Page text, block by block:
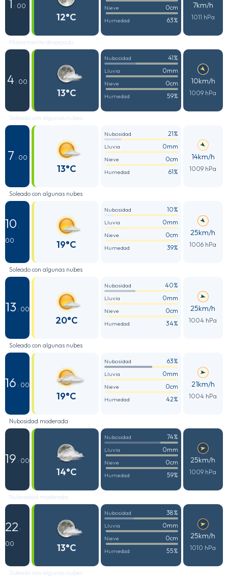
1 : 00
12°C
Nieve 0cm
Humedad 63%
7km/h
1011 hPa
Mayormente despejado
4 : 00
13°C
Nubosidad 41%
Lluvia 0mm
Nieve 0cm
Humedad 59%
10km/h
1009 hPa
Soleado con algunas nubes
7 : 00
13°C
Nubosidad 21%
Lluvia 0mm
Nieve 0cm
Humedad 61%
14km/h
1009 hPa
Soleado con algunas nubes
10 :
00
19°C
Nubosidad 10%
Lluvia 0mm
Nieve 0cm
Humedad 39%
25km/h
1006 hPa
Soleado con algunas nubes
13 : 00
20°C
Nubosidad 40%
Lluvia 0mm
Nieve 0cm
Humedad 34%
25km/h
1004 hPa
Soleado con algunas nubes
16 : 00
19°C
Nubosidad 63%
Lluvia 0mm
Nieve 0cm
Humedad 42%
21km/h
1004 hPa
Nubosidad moderada
19 : 00
14°C
Nubosidad 74%
Lluvia 0mm
Nieve 0cm
Humedad 59%
25km/h
1009 hPa
Nubosidad moderada
22 :
00
13°C
Nubosidad 38%
Lluvia 0mm
Nieve 0cm
Humedad 55%
25km/h
1010 hPa
Soleado con algunas nubes